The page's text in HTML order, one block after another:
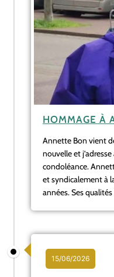
HOMMAGE À
Annette Bon vient
nouvelle et
condoléance.
et syndicalement à
années. Ses
15/06/2026